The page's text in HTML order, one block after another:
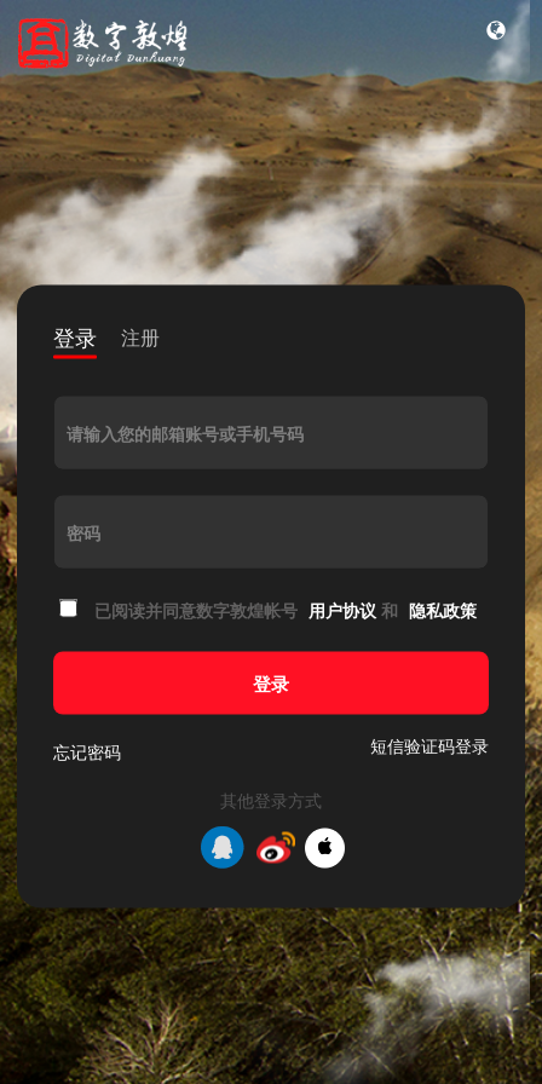
登录 注册
请输入您的邮箱账号或手机号码
密码
已阅读并同意数字敦煌帐号 用户协议 和 隐私政策
登录
忘记密码 短信验证码登录
其他登录方式